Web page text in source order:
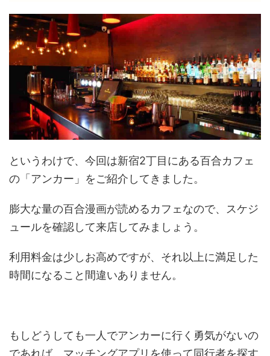
というわけで、今回は新宿2丁目にある百合カフェ
の「アンカー」をご紹介してきました。
膨大な量の百合漫画が読めるカフェなので、スケジ
ュールを確認して来店してみましょう。
利用料金は少しお高めですが、それ以上に満足した
時間になること間違いありません。
もしどうしても一人でアンカーに行く勇気がないの
であれば、マッチングアプリを使って同行者を探す